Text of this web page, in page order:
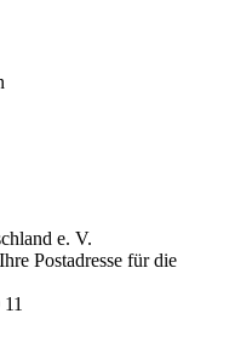
e. V.
Postadresse für die